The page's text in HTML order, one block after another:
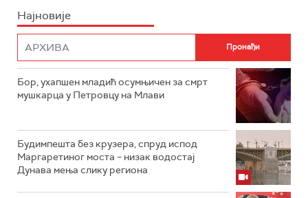
Најновије
Бор, ухапшен младић осумњичен за смрт
мушкарца у Петровцу на Млави
Будимпешта без крузера, спруд испод
Маргаретиног моста – низак водостај
Дунава мења слику региона